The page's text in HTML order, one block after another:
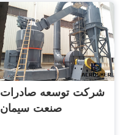
شرکت توسعه صادرات
صنعت سیمان